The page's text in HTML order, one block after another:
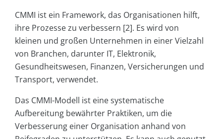
CMMI ist ein Framework, das Organisationen hilft,
ihre Prozesse zu verbessern [2]. Es wird von
kleinen und großen Unternehmen in einer Vielzahl
von Branchen, darunter IT, Elektronik,
Gesundheitswesen, Finanzen, Versicherungen und
Transport, verwendet.
Das CMMI-Modell ist eine systematische
Aufbereitung bewährter Praktiken, um die
Verbesserung einer Organisation anhand von